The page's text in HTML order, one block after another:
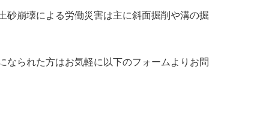
砂崩壊による労働災害は主に斜面掘削や溝の掘
られた方はお気軽に以下のフォームよりお問